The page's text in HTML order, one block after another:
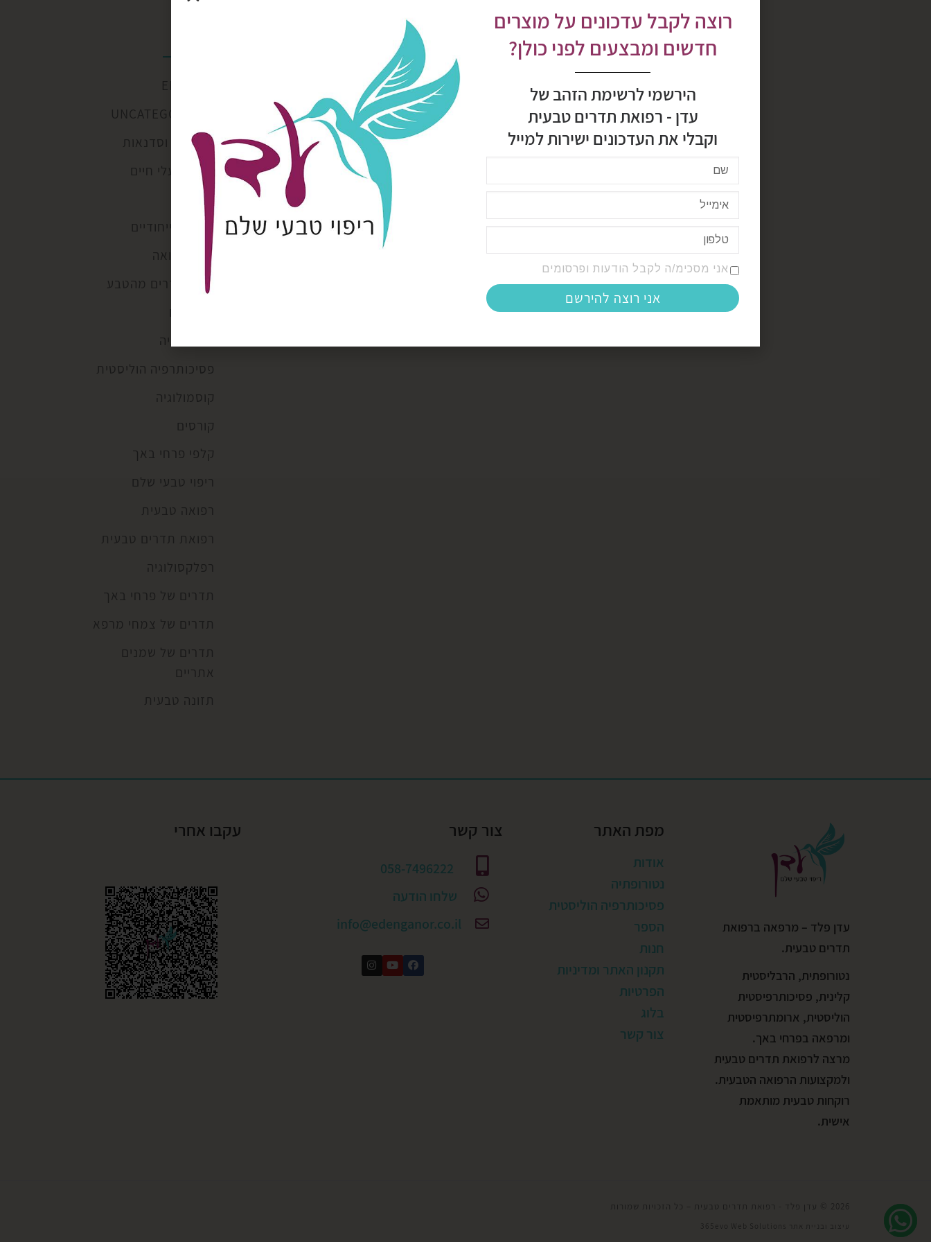
ENGLISH
UNCATEGORIZED
הרצאות וסדנאות
טוטם בעלי חיים
כללי
מוצרים ייחודיים
מסע רפואה
מפת תדרים מהטבע
מתכונים
נטורופתיה
פסיכותרפיה הוליסטית
קוסמולוגיה
קורסים
קלפי פרחי באך
ריפוי טבעי שלם
רפואה טבעית
רפואת תדרים טבעית
רפלקסולוגיה
תדרים של פרחי באך
תדרים של צמחי מרפא
תדרים של שמנים
אתריים
תזונה טבעית
עדן פלד – מרפאה ברפואת
תדרים טבעית.
נטורופתית, הרבליסטית
קלינית, פסיכותרפיסטית
הוליסטית, ארומתרפיסטית
ומרפאה בפרחי באך.
מרצה לרפואת תדרים טבעית
ולמקצועות הרפואה הטבעית.
רוקחות טבעית מותאמת
אישית.
מפת האתר
אודות
נטורופתיה
פסיכותרפיה הוליסטית
הספר
חנות
תקנון האתר ומדיניות
הפרטיות
בלוג
צור קשר
צור קשר
058-7496222
שלחו הודעה
info@edenganor.co.il
עקבו אחרי
2026 © עדן פלד - רפואת תדרים טבעית כל הזכויות שמורות
עיצוב ובניית אתר 365evo Web Solutions
רוצה לקבל עדכונים על מוצרים
חדשים ומבצעים לפני כולן?
הירשמי לרשימת הזהב של
עדן - רפואת תדרים טבעית
וקבלי את העדכונים ישירות למייל
אני מסכימ/ה לקבל הודעות ופרסומים
אני רוצה להירשם